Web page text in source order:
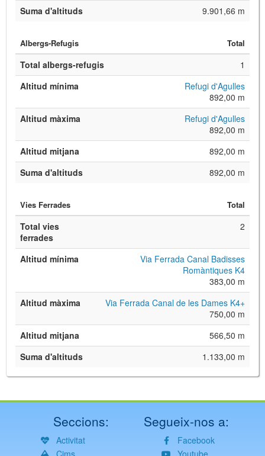
Suma d'altituds
9.901,66 m
Albergs-Refugis Total
Total albergs-refugis
1
Altitud mínima
Refugi d'Agulles
892,00 m
Altitud màxima
Refugi d'Agulles
892,00 m
Altitud mitjana
892,00 m
Suma d'altituds
892,00 m
Vies Ferrades Total
Total vies
ferrades
2
Altitud mínima
Via Ferrada Canal Badisses
Romàntiques K4
383,00 m
Altitud màxima
Via Ferrada Canal de les Dames K4+
750,00 m
Altitud mitjana
566,50 m
Suma d'altituds
1.133,00 m
Seccions:
Activitat
Cims
Segueix-nos a:
Facebook
Youtube